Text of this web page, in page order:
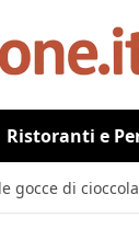
Ristoranti e
gocce di